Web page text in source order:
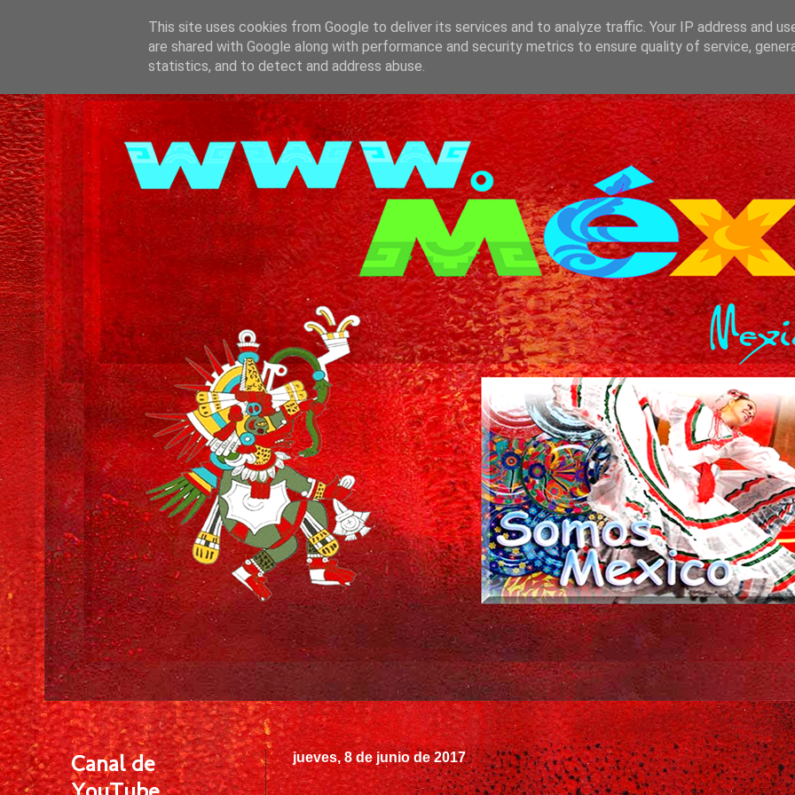
jueves, 8 de junio de 2017
Canal de
This site uses cookies from Google to deliver its services and to analyze traffic. Your IP address and
are shared with Google along with performance and security metrics to ensure quality of service,
statistics, and to detect and address abuse.